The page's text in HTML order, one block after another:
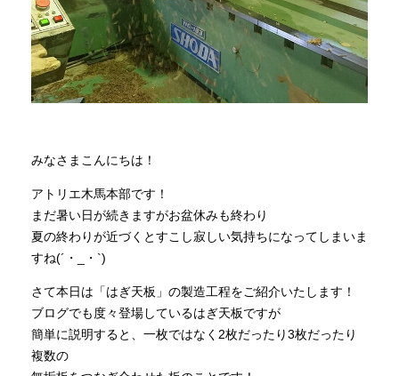
直営店
WEBカタログ
全商品一覧
新入荷情報
納品事例
みなさまこんにちは！
アトリエ木馬本部です！
まだ暑い日が続きますがお盆休みも終わり
夏の終わりが近づくとすこし寂しい気持ちになってしまいま
すね(´・_・`)
さて本日は「はぎ天板」の製造工程をご紹介いたします！
ブログでも度々登場しているはぎ天板ですが
簡単に説明すると、一枚ではなく2枚だったり3枚だったり
複数の